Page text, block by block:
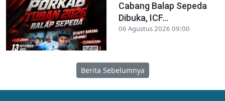
Cabang Balap Sepeda
Dibuka, ICF...
06 Agustus 2026 09:00
Berita Sebelumnya